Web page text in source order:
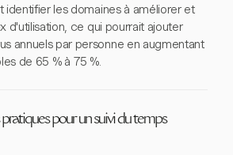
identifier les domaines à améliorer et
d'utilisation, ce qui pourrait ajouter
annuels par personne en augmentant
de 65 % à 75 %.
pour un suivi du temps